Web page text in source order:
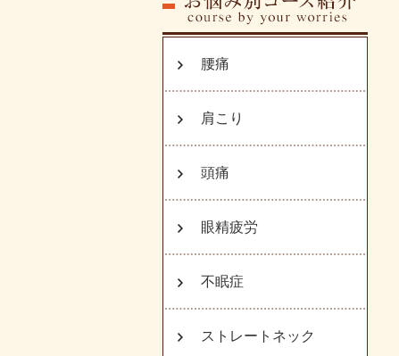
腰痛
肩こり
頭痛
眼精疲労
不眠症
ストレートネック